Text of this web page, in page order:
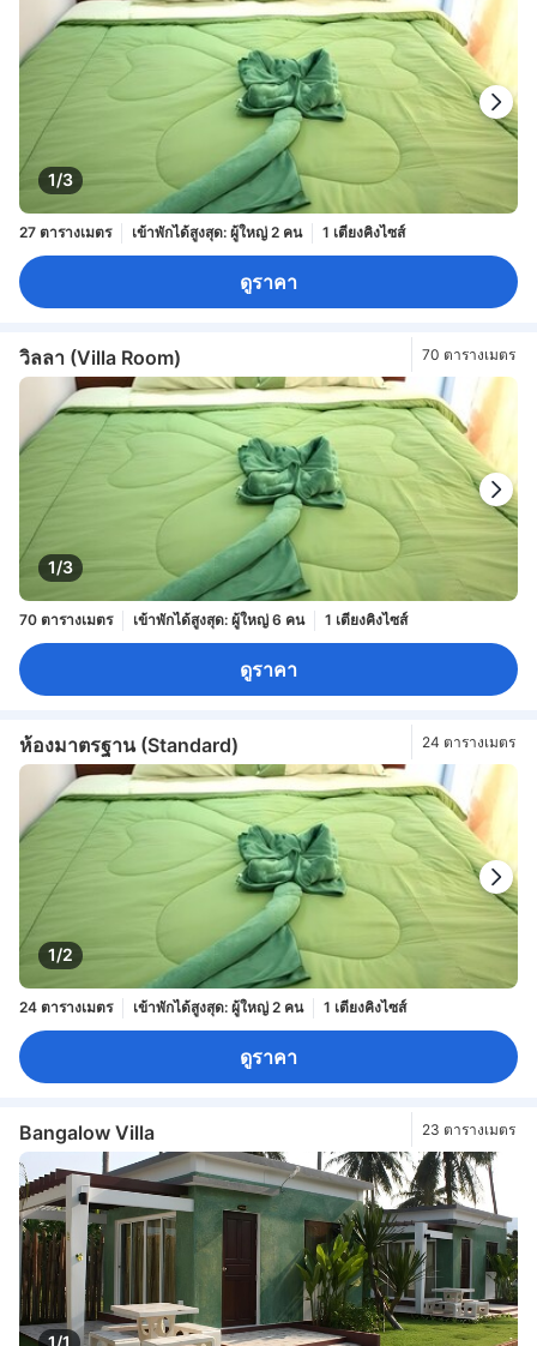
1/3
27 ตารางเมตร เข้าพักได้สูงสุด: ผู้ใหญ่ 2 คน 1 เตียงคิงไซส์
ดูราคา
วิลลา (Villa Room) 70 ตารางเมตร
1/3
70 ตารางเมตร เข้าพักได้สูงสุด: ผู้ใหญ่ 6 คน 1 เตียงคิงไซส์
ดูราคา
ห้องมาตรฐาน (Standard) 24 ตารางเมตร
1/2
24 ตารางเมตร เข้าพักได้สูงสุด: ผู้ใหญ่ 2 คน 1 เตียงคิงไซส์
ดูราคา
Bangalow Villa 23 ตารางเมตร